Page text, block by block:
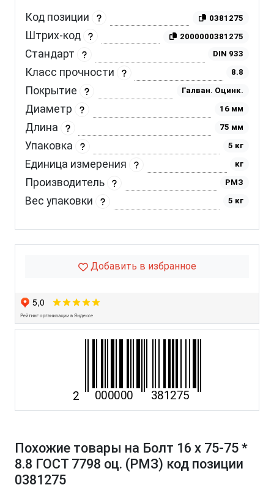
Код позиции 0381275
Штрих-код 2000000381275
Стандарт DIN 933
Класс прочности 8.8
Покрытие Галван. Оцинк.
Диаметр 16 мм
Длина 75 мм
Упаковка 5 кг
Единица измерения кг
Производитель РМЗ
Вес упаковки 5 кг
Добавить в избранное
Похожие товары на Болт 16 х 75-75 *
8.8 ГОСТ 7798 оц. (РМЗ) код позиции
0381275